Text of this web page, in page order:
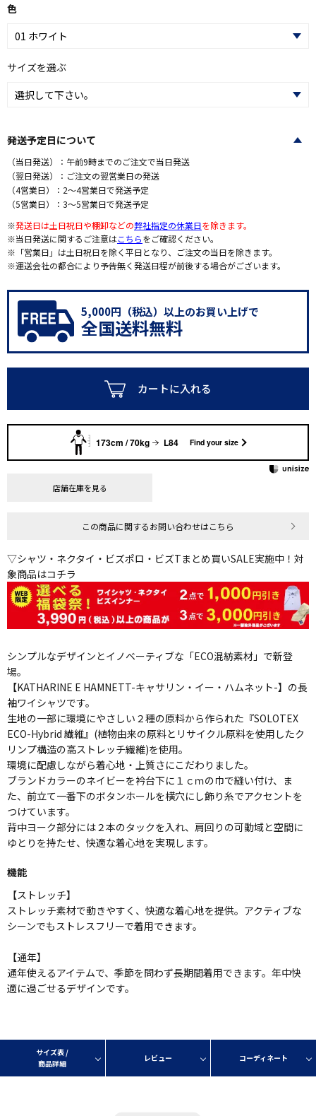
色
サイズを選ぶ
発送予定日について
（当日発送）：午前9時までのご注文で当日発送
（翌日発送）：ご注文の翌営業日の発送
（4営業日）：2～4営業日で発送予定
（5営業日）：3～5営業日で発送予定
※発送日は土日祝日や棚卸などの弊社指定の休業日を除きます。
※当日発送に関するご注意はこちらをご確認ください。
※「営業日」は土日祝日を除く平日となり、ご注文の当日を除きます。
※運送会社の都合により予告無く発送日程が前後する場合がございます。
5,000円（税込）以上のお買い上げで
全国送料無料
カートに入れる
173cm / 70kg L84 Find your size
店舗在庫を見る
この商品に関するお問い合わせはこちら
▽シャツ・ネクタイ・ビズポロ・ビズTまとめ買いSALE実施中！対
象商品はコチラ
シンプルなデザインとイノベーティブな「ECO混紡素材」で新登
場。
【KATHARINE E HAMNETT-キャサリン・イー・ハムネット-】の長
袖ワイシャツです。
生地の一部に環境にやさしい２種の原料から作られた『SOLOTEX
ECO-Hybrid 繊維』(植物由来の原料とリサイクル原料を使用したク
リンプ構造の高ストレッチ繊維)を使用。
環境に配慮しながら着心地・上質さにこだわりました。
ブランドカラーのネイビーを衿台下に１ｃｍの巾で縫い付け、ま
た、前立て一番下のボタンホールを横穴にし飾り糸でアクセントを
つけています。
背中ヨーク部分には２本のタックを入れ、肩回りの可動域と空間に
ゆとりを持たせ、快適な着心地を実現します。
機能
【ストレッチ】
ストレッチ素材で動きやすく、快適な着心地を提供。アクティブな
シーンでもストレスフリーで着用できます。
【通年】
通年使えるアイテムで、季節を問わず長期間着用できます。年中快
適に過ごせるデザインです。
サイズ表 /
商品詳細
レビュー コーディネート